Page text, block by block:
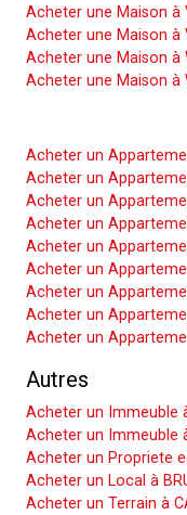
Acheter une Maison à
Acheter une Maison à
Acheter une Maison à
Acheter une Maison à
Acheter un
Acheter un
Acheter un
Acheter un
Acheter un
Acheter un
Acheter un
Acheter un
Acheter un
Autres
Acheter un Immeuble
Acheter un Immeuble
Acheter un Propriete
Acheter un Local à
Acheter un Terrain à